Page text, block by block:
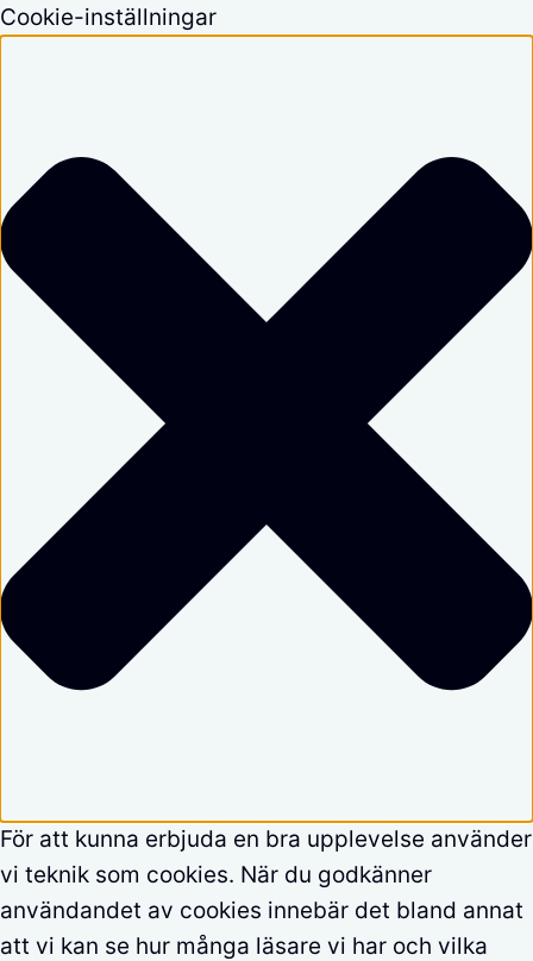
Cookie-inställningar
För att kunna erbjuda en bra upplevelse använder
vi teknik som cookies. När du godkänner
användandet av cookies innebär det bland annat
att vi kan se hur många läsare vi har och vilka